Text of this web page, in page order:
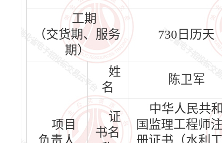
工期
（交货期、服务
期）
730日历天
项目
负责人
姓
名
陈卫军
证
书名
中华人民共
国监理工程师
册证书（水利